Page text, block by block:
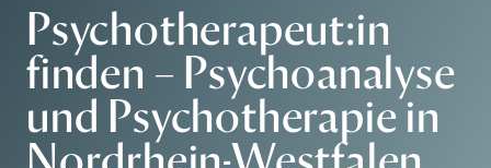
Psychotherapeut:in
finden – Psychoanalyse
und Psychotherapie in